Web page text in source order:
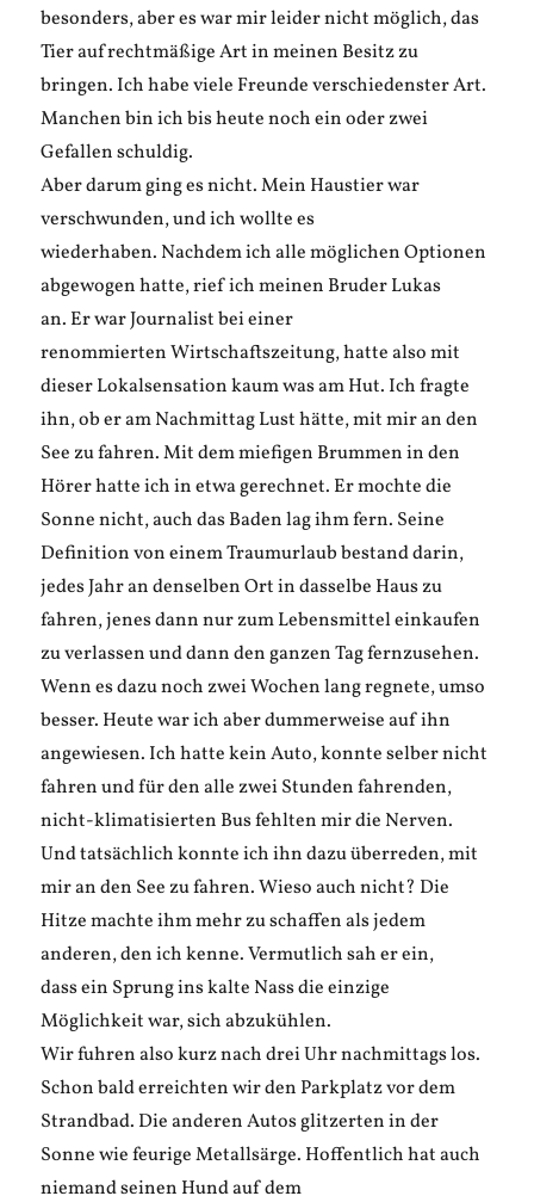
besonders, aber es war mir leider nicht möglich, das
Tier auf rechtmäßige Art in meinen Besitz zu
bringen. Ich habe viele Freunde verschiedenster Art.
Manchen bin ich bis heute noch ein oder zwei
Gefallen schuldig.
Aber darum ging es nicht. Mein Haustier war
verschwunden, und ich wollte es
wiederhaben. Nachdem ich alle möglichen Optionen
abgewogen hatte, rief ich meinen Bruder Lukas
an. Er war Journalist bei einer
renommierten Wirtschaftszeitung, hatte also mit
dieser Lokalsensation kaum was am Hut. Ich fragte
ihn, ob er am Nachmittag Lust hätte, mit mir an den
See zu fahren. Mit dem miefigen Brummen in den
Hörer hatte ich in etwa gerechnet. Er mochte die
Sonne nicht, auch das Baden lag ihm fern. Seine
Definition von einem Traumurlaub bestand darin,
jedes Jahr an denselben Ort in dasselbe Haus zu
fahren, jenes dann nur zum Lebensmittel einkaufen
zu verlassen und dann den ganzen Tag fernzusehen.
Wenn es dazu noch zwei Wochen lang regnete, umso
besser. Heute war ich aber dummerweise auf ihn
angewiesen. Ich hatte kein Auto, konnte selber nicht
fahren und für den alle zwei Stunden fahrenden,
nicht-klimatisierten Bus fehlten mir die Nerven.
Und tatsächlich konnte ich ihn dazu überreden, mit
mir an den See zu fahren. Wieso auch nicht? Die
Hitze machte ihm mehr zu schaffen als jedem
anderen, den ich kenne. Vermutlich sah er ein,
dass ein Sprung ins kalte Nass die einzige
Möglichkeit war, sich abzukühlen.
Wir fuhren also kurz nach drei Uhr nachmittags los.
Schon bald erreichten wir den Parkplatz vor dem
Strandbad. Die anderen Autos glitzerten in der
Sonne wie feurige Metallsärge. Hoffentlich hat auch
niemand seinen Hund auf dem